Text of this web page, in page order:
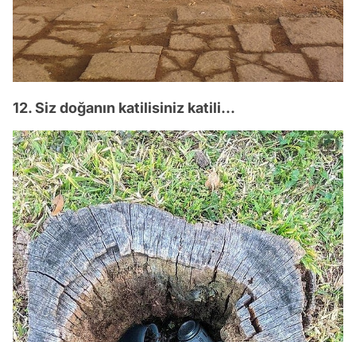
12. Siz doğanın katilisiniz katili...